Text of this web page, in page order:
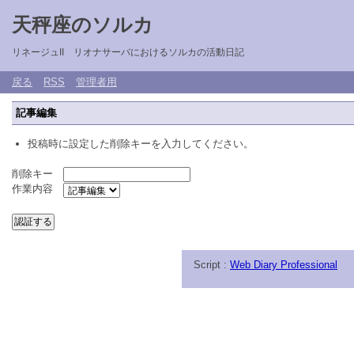
天秤座のソルカ
リネージュII リオナサーバにおけるソルカの活動日記
戻る RSS 管理者用
記事編集
投稿時に設定した削除キーを入力してください。
削除キー
作業内容
Script : Web Diary Professional